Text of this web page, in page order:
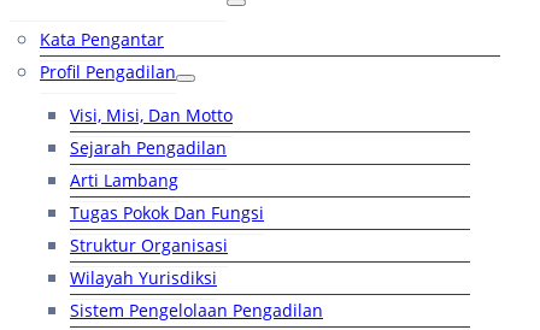
Kata Pengantar
Profil Pengadilan
Visi, Misi, Dan Motto
Sejarah Pengadilan
Arti Lambang
Tugas Pokok Dan Fungsi
Struktur Organisasi
Wilayah Yurisdiksi
Sistem Pengelolaan Pengadilan